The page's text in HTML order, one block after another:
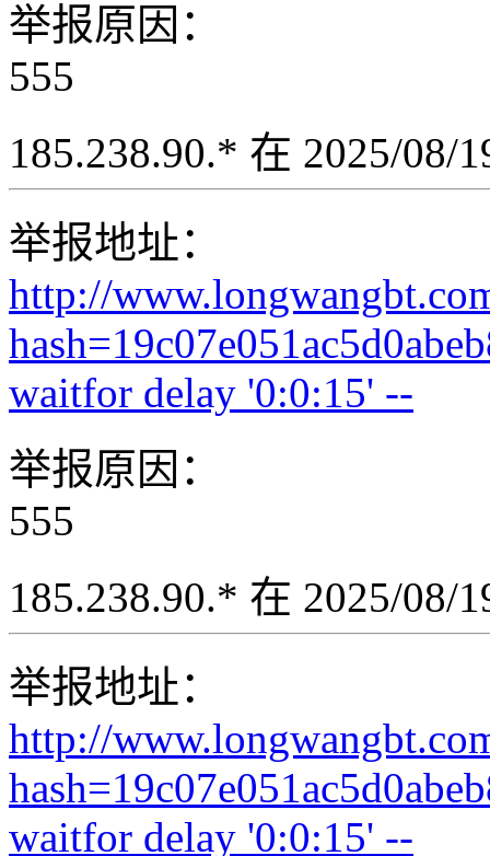
举报原因：
555
185.238.90.* 在 2025/08/
举报地址：
http://
waitfor delay '0:0:15' --
举报原因：
555
185.238.90.* 在 2025/08/
举报地址：
http://
waitfor delay '0:0:15' --